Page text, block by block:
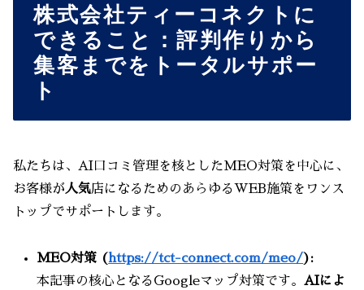
株式会社ティーコネクトに
できること：評判作りから
集客までをトータルサポー
ト
私たちは、AI口コミ管理を核としたMEO対策を中心に、
お客様が人気店になるためのあらゆるWEB施策をワンス
トップでサポートします。
MEO対策 (https://tct-connect.com/meo/):
本記事の核心となるGoogleマップ対策です。AIによ